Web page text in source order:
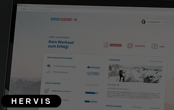
H E R V I S